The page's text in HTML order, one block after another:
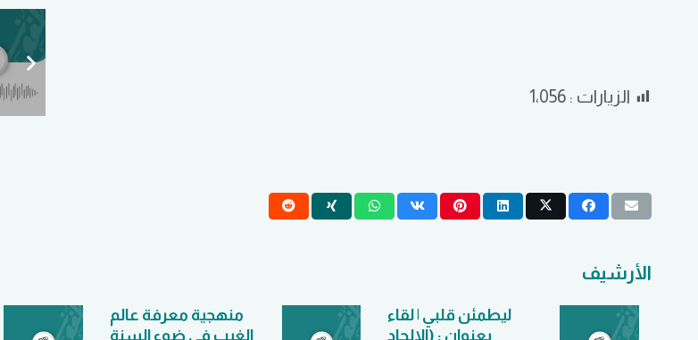
الزيارات : 1٬056
الأرشيف
ليطمئن قلبي | لقاء
بعنوان : (الإلحاد
منهجية معرفة عالم
الغيب في ضوء السنة